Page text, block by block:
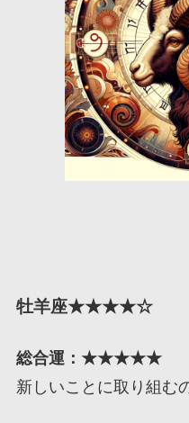
牡羊座★★★★☆
総合運：★★★★★
新しいことに取り組む